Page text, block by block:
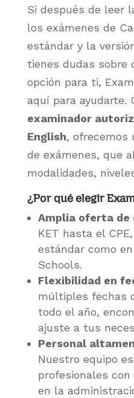
Si después de leer
los exámenes de
estándar y la
tienes dudas sobre
opción para ti,
aquí para ayudarte.
examinador
English, ofrecemos
de exámenes, que
modalidades,
¿Por qué elegir
Amplia oferta de
KET hasta el
estándar como
Schools.
Flexibilidad en
múltiples fechas
todo el año,
ajuste a tus
Personal
Nuestro equipo
profesionales con
en la